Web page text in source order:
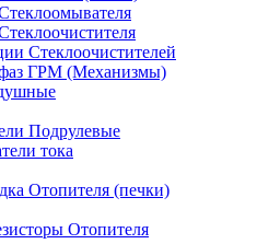
Стеклоочистителей
ГРМ (Механизмы)
Подрулевые
тока
Отопителя (печки)
Отопителя